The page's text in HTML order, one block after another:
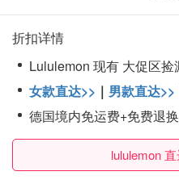
折扣详情
Lululemon 现有 大促区捡
女款直达>> ｜ 男款直达>>
德国境内免运费+免费退
lululemon